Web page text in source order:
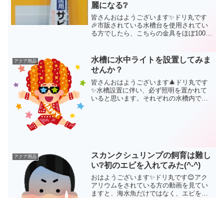
麗になる❔
皆さんおはようございます✨ドリ丸です
🎉市販されている水槽台を使用されてい
る方でしたら、こちらの金具をほぼ100％
【オルカT-90】を使用していますが、当
然の事ながらこち...
アクア用品
水槽に水中ライトを設置してみま
せんか？
皆さんおはようございます🎄ドリ丸です
✨水槽設置に伴い、必ず照明を置かれて
いると思います。それぞれの水槽内で飼
アクア用品
スカンクシュリンプの飼育は難し
い❔初のエビを入れてみた(^-^)
おはようございます✨ドリ丸です😊アク
アリウムをされている方の動画を見てい
ますと、海水魚だけではなく、エビを入